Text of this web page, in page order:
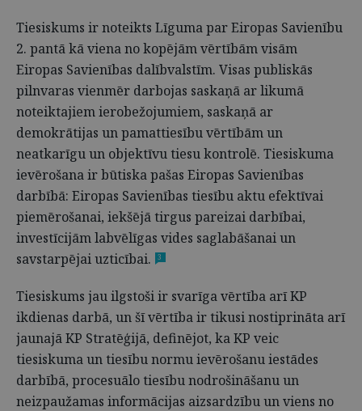
Tiesiskums ir noteikts Līguma par Eiropas Savienību
2. pantā kā viena no kopējām vērtībām visām
Eiropas Savienības dalībvalstīm. Visas publiskās
pilnvaras vienmēr darbojas saskaņā ar likumā
noteiktajiem ierobežojumiem, saskaņā ar
demokrātijas un pamattiesību vērtībām un
neatkarīgu un objektīvu tiesu kontrolē. Tiesiskuma
ievērošana ir būtiska pašas Eiropas Savienības
darbībā: Eiropas Savienības tiesību aktu efektīvai
piemērošanai, iekšējā tirgus pareizai darbībai,
investīcijām labvēlīgas vides saglabāšanai un
savstarpējai uzticībai.
3
Tiesiskums jau ilgstoši ir svarīga vērtība arī KP
ikdienas darbā, un šī vērtība ir tikusi nostiprināta arī
jaunajā KP Stratēģijā, definējot, ka KP veic
tiesiskuma un tiesību normu ievērošanu iestādes
darbībā, procesuālo tiesību nodrošināšanu un
neizpaužamas informācijas aizsardzību un viens no